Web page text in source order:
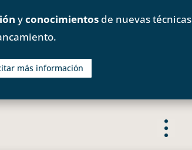
yconocimientos de nuevas técnicas
más información